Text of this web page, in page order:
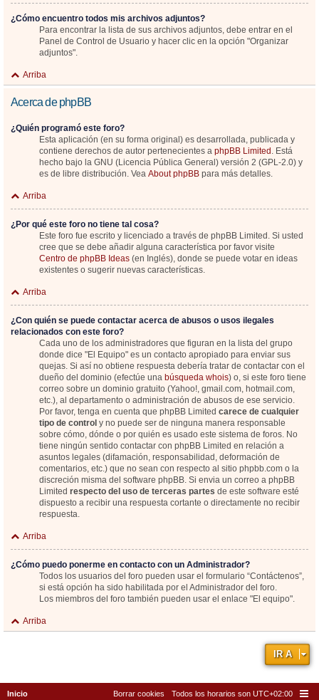
¿Cómo encuentro todos mis archivos adjuntos?
Para encontrar la lista de sus archivos adjuntos, debe entrar en el
Panel de Control de Usuario y hacer clic en la opción "Organizar
adjuntos".
Arriba
Acerca de phpBB
¿Quién programó este foro?
Esta aplicación (en su forma original) es desarrollada, publicada y
contiene derechos de autor pertenecientes a phpBB Limited . Está
hecho bajo la GNU (Licencia Pública General) versión 2 (GPL-2.0) y
es de libre distribución. Vea About phpBB para más detalles.
Arriba
¿Por qué este foro no tiene tal cosa?
Este foro fue escrito y licenciado a través de phpBB Limited. Si usted
cree que se debe añadir alguna característica por favor visite
Centro de phpBB Ideas (en Inglés), donde se puede votar en ideas
existentes o sugerir nuevas características.
Arriba
¿Con quién se puede contactar acerca de abusos o usos ilegales
relacionados con este foro?
Cada uno de los administradores que figuran en la lista del grupo
donde dice "El Equipo" es un contacto apropiado para enviar sus
quejas. Si así no obtiene respuesta debería tratar de contactar con el
dueño del dominio (efectúe una búsqueda whois) o, si este foro tiene
correo sobre un dominio gratuito (Yahoo!, gmail.com, hotmail.com,
etc.), al departamento o administración de abusos de ese servicio.
Por favor, tenga en cuenta que phpBB Limited carece de cualquier
tipo de control y no puede ser de ninguna manera responsable
sobre cómo, dónde o por quién es usado este sistema de foros. No
tiene ningún sentido contactar con phpBB Limited en relación a
asuntos legales (difamación, responsabilidad, deformación de
comentarios, etc.) que no sean con respecto al sitio phpbb.com o la
discreción misma del software phpBB. Si envia un correo a phpBB
Limited respecto del uso de terceras partes de este software esté
dispuesto a recibir una respuesta cortante o directamente no recibir
respuesta.
Arriba
¿Cómo puedo ponerme en contacto con un Administrador?
Todos los usuarios del foro pueden usar el formulario “Contáctenos”,
si está opción ha sido habilitada por el Administrador del foro.
Los miembros del foro también pueden usar el enlace "El equipo".
Arriba
IR A
Inicio Todos los horarios son UTC+02:00
Borrar cookies